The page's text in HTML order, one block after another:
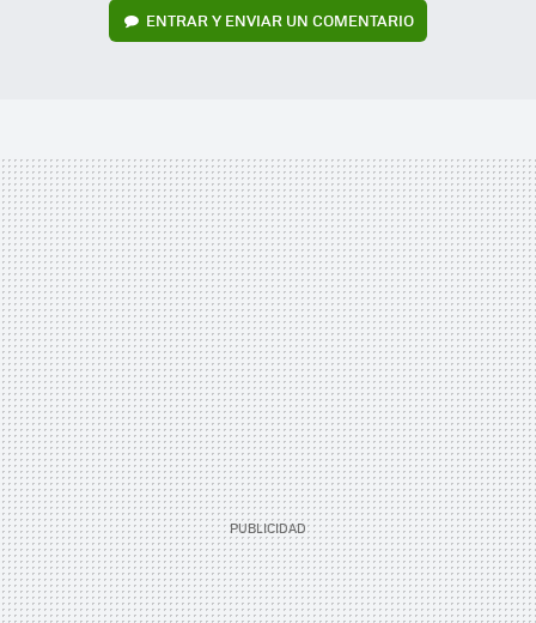
ENTRAR Y ENVIAR UN COMENTARIO